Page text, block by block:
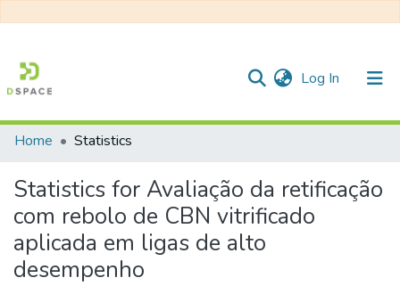
Log In (current)
All of DSpace
Home Statistics
Statistics for Avaliação da retificação
com rebolo de CBN vitrificado
aplicada em ligas de alto
desempenho